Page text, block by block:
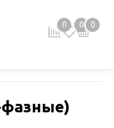
0 0 0